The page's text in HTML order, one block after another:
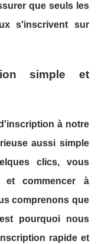
que seuls les
s'inscrivent sur
simple et
à notre
aussi simple
clics, vous
et commencer à
comprenons que
pourquoi nous
rapide et